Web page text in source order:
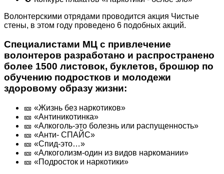
Волонтерскими отрядами проводится акция Чистые
стены, в этом году проведено 6 подобных акций.
Специалистами МЦ с привлечение
волонтеров разработано и распространено
более 1500 листовок, буклетов, брошюр по
обучению подростков и молодежи
здоровому образу жизни:
🎫 «Жизнь без наркотиков»
🎫 «Антиникотинка»
🎫 «Алкоголь-это болезнь или распущенность»
🎫 «Анти- СПАЙС»
🎫 «Спид-это…»
🎫 «Алкоголизм-один из видов наркомании»
🎫 «Подросток и наркотики»